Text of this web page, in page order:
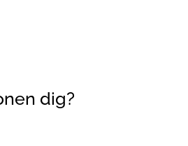
dig?